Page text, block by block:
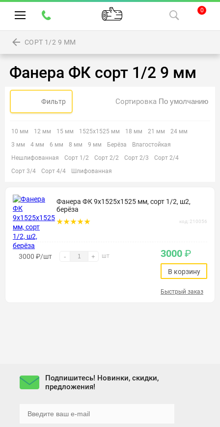
0
СОРТ 1/2 9 ММ
Фанера ФК сорт 1/2 9 мм
Фильтр Сортировка
10 мм 12 мм 15 мм 1525х1525 мм 18 мм 21 мм
24 мм
3 мм
4 мм 6 мм 8 мм 9 мм Берёза
Влагостойкая
Нешлифованная
Сорт 1/2 Сорт 2/2 Сорт 2/3
Сорт 2/4
Сорт 3/4
Сорт 4/4 Шлифованная
Фанера ФК 9х1525х1525 мм, сорт 1/2, ш2,
берёза
код: 210056
3000 ₽/шт - + шт 3000 ₽
В корзину
Быстрый заказ
Подпишитесь! Новинки, скидки,
предложения!